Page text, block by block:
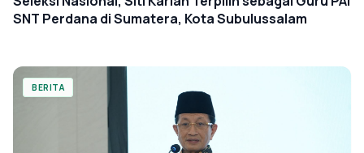
SNT Perdana di Sumatera, Kota Subulussalam
BERITA